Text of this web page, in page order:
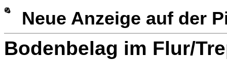
Neue Anzeige auf der
Bodenbelag im Flur/